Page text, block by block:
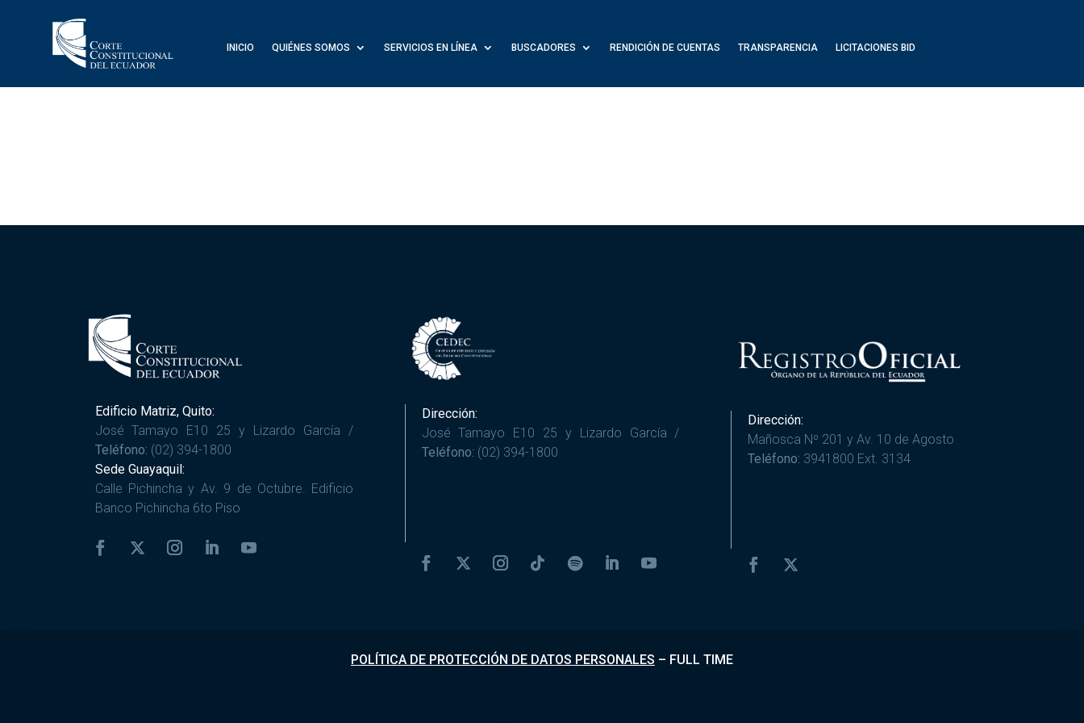
INICIO QUIÉNES SOMOS SERVICIOS EN LÍNEA BUSCADORES RENDICIÓN DE CUENTAS TRANSPARENCIA LICITACIONES BID
Edificio Matriz, Quito:
José Tamayo E10 25 y Lizardo García /
Teléfono: (02) 394-1800
Sede Guayaquil:
Calle Pichincha y Av. 9 de Octubre. Edificio
Banco Pichincha 6to Piso
Dirección:
José Tamayo E10 25 y Lizardo García /
Teléfono: (02) 394-1800
Dirección:
Mañosca Nº 201 y Av. 10 de Agosto
Teléfono: 3941800 Ext. 3134
POLÍTICA DE PROTECCIÓN DE DATOS PERSONALES – FULL TIME